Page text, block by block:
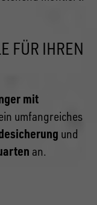
FÜR IHREN
mit
umfangreiches
und
an.